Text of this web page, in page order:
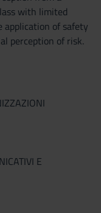
with limited
application of safety
perception of risk.
E